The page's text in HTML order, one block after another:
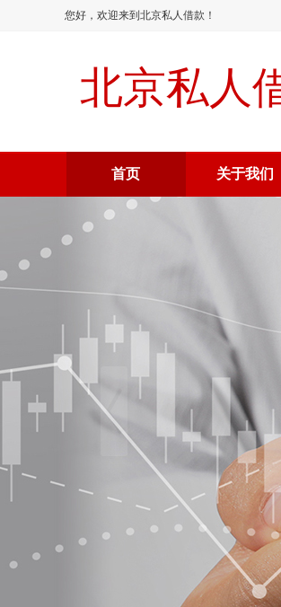
您好，欢迎来到北京私人借款！
北京私人
首页 关于我们